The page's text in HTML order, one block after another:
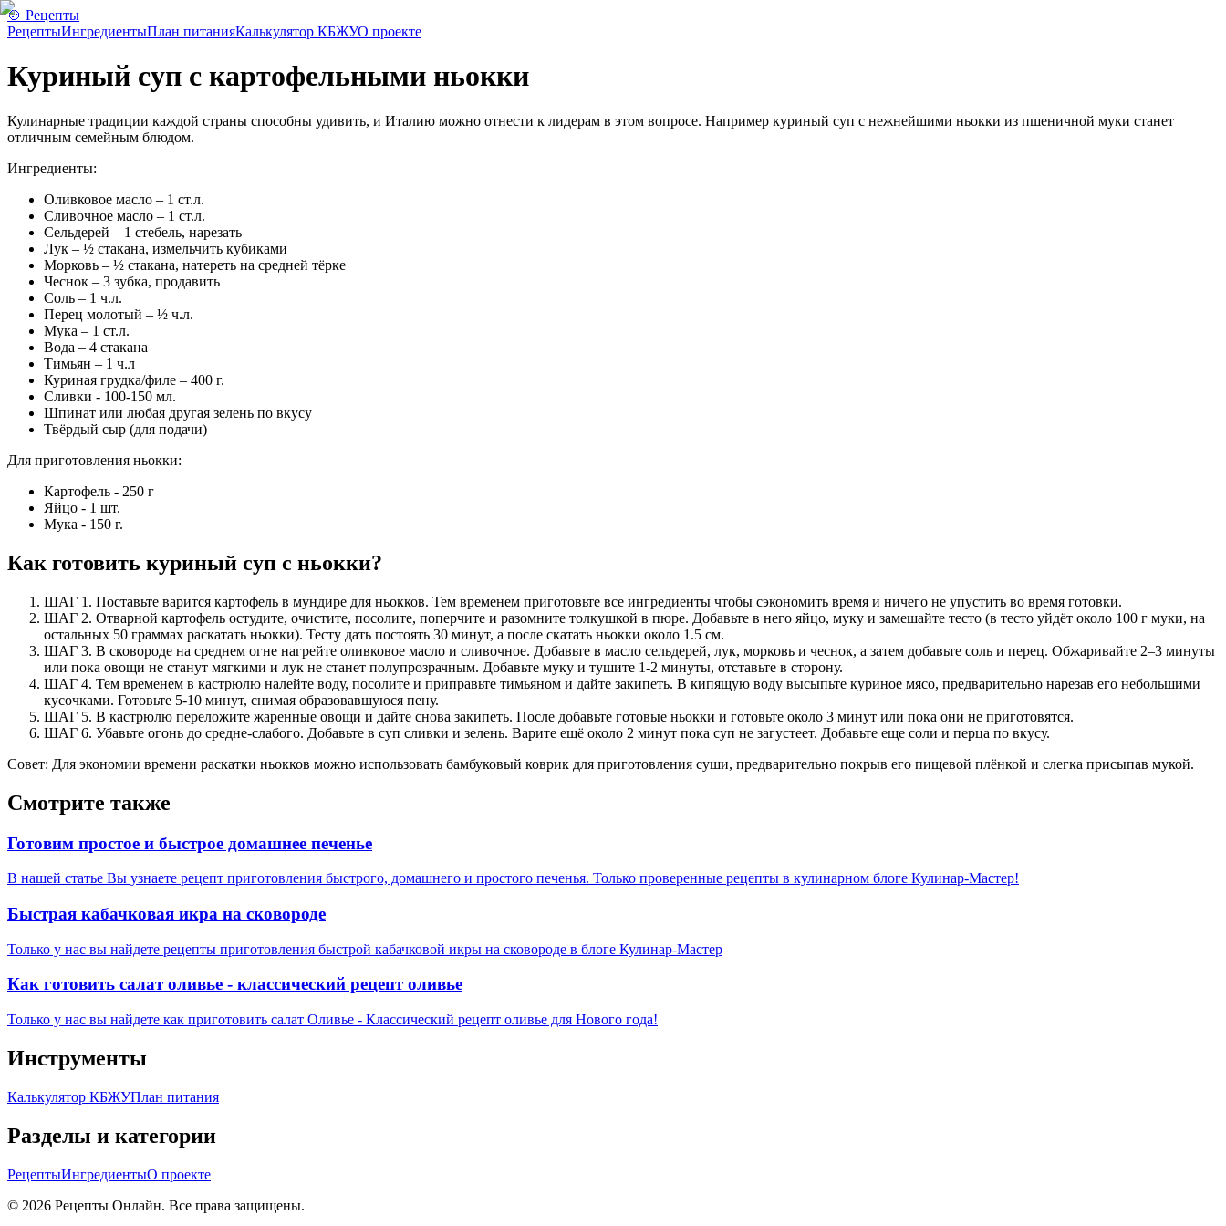
🍲 Рецепты
РецептыИнгредиентыПлан питанияКалькулятор КБЖУО проекте
Куриный суп с картофельными ньокки
Кулинарные традиции каждой страны способны удивить, и Италию можно отнести к лидерам в этом вопросе. Например куриный суп с нежнейшими ньокки из пшеничной муки станет
отличным семейным блюдом.
Ингредиенты:
Оливковое масло – 1 ст.л.
Сливочное масло – 1 ст.л.
Сельдерей – 1 стебель, нарезать
Лук – ½ стакана, измельчить кубиками
Морковь – ½ стакана, натереть на средней тёрке
Чеснок – 3 зубка, продавить
Соль – 1 ч.л.
Перец молотый – ½ ч.л.
Мука – 1 ст.л.
Вода – 4 стакана
Тимьян – 1 ч.л
Куриная грудка/филе – 400 г.
Сливки - 100-150 мл.
Шпинат или любая другая зелень по вкусу
Твёрдый сыр (для подачи)
Для приготовления ньокки:
Картофель - 250 г
Яйцо - 1 шт.
Мука - 150 г.
Как готовить куриный суп с ньокки?
ШАГ 1. Поставьте варится картофель в мундире для ньокков. Тем временем приготовьте все ингредиенты чтобы сэкономить время и ничего не упустить во время готовки.
ШАГ 2. Отварной картофель остудите, очистите, посолите, поперчите и разомните толкушкой в пюре. Добавьте в него яйцо, муку и замешайте тесто (в тесто уйдёт около 100 г муки, на
остальных 50 граммах раскатать ньокки). Тесту дать постоять 30 минут, а после скатать ньокки около 1.5 см.
ШАГ 3. В сковороде на среднем огне нагрейте оливковое масло и сливочное. Добавьте в масло сельдерей, лук, морковь и чеснок, а затем добавьте соль и перец. Обжаривайте 2–3 минуты
или пока овощи не станут мягкими и лук не станет полупрозрачным. Добавьте муку и тушите 1-2 минуты, отставьте в сторону.
ШАГ 4. Тем временем в кастрюлю налейте воду, посолите и приправьте тимьяном и дайте закипеть. В кипящую воду высыпьте куриное мясо, предварительно нарезав его небольшими
кусочками. Готовьте 5-10 минут, снимая образовавшуюся пену.
ШАГ 5. В кастрюлю переложите жаренные овощи и дайте снова закипеть. После добавьте готовые ньокки и готовьте около 3 минут или пока они не приготовятся.
ШАГ 6. Убавьте огонь до средне-слабого. Добавьте в суп сливки и зелень. Варите ещё около 2 минут пока суп не загустеет. Добавьте еще соли и перца по вкусу.
Совет: Для экономии времени раскатки ньокков можно использовать бамбуковый коврик для приготовления суши, предварительно покрыв его пищевой плёнкой и слегка присыпав мукой.
Смотрите также
Готовим простое и быстрое домашнее печенье
В нашей статье Вы узнаете рецепт приготовления быстрого, домашнего и простого печенья. Только проверенные рецепты в кулинарном блоге Кулинар-Мастер!
Быстрая кабачковая икра на сковороде
Только у нас вы найдете рецепты приготовления быстрой кабачковой икры на сковороде в блоге Кулинар-Мастер
Как готовить салат оливье - классический рецепт оливье
Только у нас вы найдете как приготовить салат Оливье - Классический рецепт оливье для Нового года!
Инструменты
Калькулятор КБЖУПлан питания
Разделы и категории
РецептыИнгредиентыО проекте
© 2026 Рецепты Онлайн. Все права защищены.